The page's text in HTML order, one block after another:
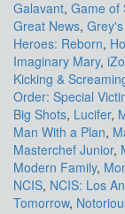
Galavant, Game of
Great News,
Heroes: Reborn,
Imaginary Mary,
Kicking &
Order: Special
Big Shots, Lucifer,
Man With a Plan,
Masterchef Junior,
Modern Family,
NCIS, NCIS: Los
Tomorrow,